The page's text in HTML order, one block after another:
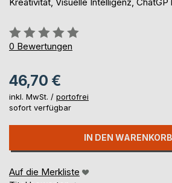
Bewertung::
0%
0 Bewertungen
46,70 €
inkl. MwSt. / portofrei
sofort verfügbar
IN DEN WARENKORB
Auf die Merkliste